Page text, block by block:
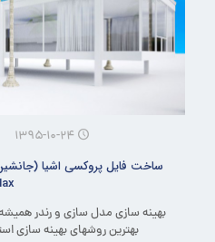
۱۳۹۵-۱۰-۲۴
بهترین روشهای بهینه سازی